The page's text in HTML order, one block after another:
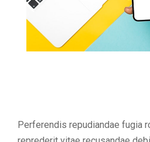
Perferendis repudiandae fugia